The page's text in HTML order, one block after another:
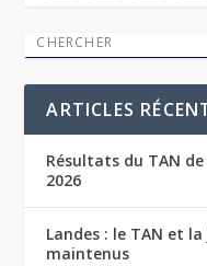
ARTICLES
Résultats du TAN
2026
Landes : le TAN et la
maintenus